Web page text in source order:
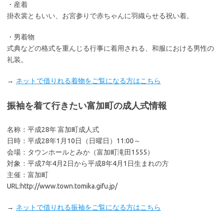
・産着
掛衣裳ともいい、お宮参りで赤ちゃんに羽織らせる祝い着。
・男着物
式典などの格式を重んじる行事に着用される、和服における男性の
礼装。
→ ネットで借りれる着物をご覧になる方はこちら
振袖を着て行きたい富加町の成人式情報
名称：平成28年 富加町成人式
日時：平成28年1月10日（日曜日）11:00～
会場：タウンホールとみか（富加町滝田1555）
対象：平成7年4月2日から平成8年4月1日生まれの方
主催：富加町
URL:http://www.town.tomika.gifu.jp/
→ ネットで借りれる振袖をご覧になる方はこちら